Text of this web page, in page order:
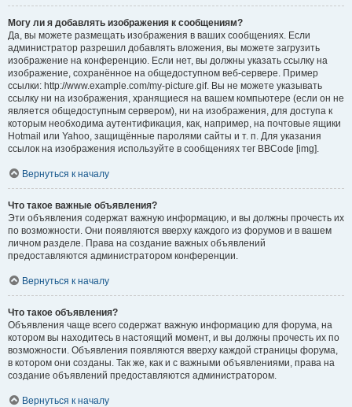
Могу ли я добавлять изображения к сообщениям?
Да, вы можете размещать изображения в ваших сообщениях. Если
администратор разрешил добавлять вложения, вы можете загрузить
изображение на конференцию. Если нет, вы должны указать ссылку на
изображение, сохранённое на общедоступном веб-сервере. Пример
ссылки: http://www.example.com/my-picture.gif. Вы не можете указывать
ссылку ни на изображения, хранящиеся на вашем компьютере (если он не
является общедоступным сервером), ни на изображения, для доступа к
которым необходима аутентификация, как, например, на почтовые ящики
Hotmail или Yahoo, защищённые паролями сайты и т. п. Для указания
ссылок на изображения используйте в сообщениях тег BBCode [img].
Вернуться к началу
Что такое важные объявления?
Эти объявления содержат важную информацию, и вы должны прочесть их
по возможности. Они появляются вверху каждого из форумов и в вашем
личном разделе. Права на создание важных объявлений
предоставляются администратором конференции.
Вернуться к началу
Что такое объявления?
Объявления чаще всего содержат важную информацию для форума, на
котором вы находитесь в настоящий момент, и вы должны прочесть их по
возможности. Объявления появляются вверху каждой страницы форума,
в котором они созданы. Так же, как и с важными объявлениями, права на
создание объявлений предоставляются администратором.
Вернуться к началу